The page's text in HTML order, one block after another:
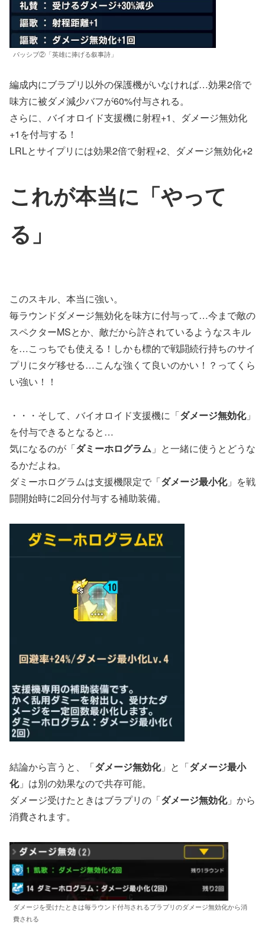
パッシブ②「英雄に捧げる叙事詩」
編成内にブラプリ以外の保護機がいなければ…効果2倍で
味方に被ダメ減少バフが60%付与される。
さらに、バイオロイド支援機に射程+1、ダメージ無効化
+1を付与する！
LRLとサイプリには効果2倍で射程+2、ダメージ無効化+2
これが本当に「やって
る」
このスキル、本当に強い。
毎ラウンドダメージ無効化を味方に付与って…今まで敵の
スペクターMSとか、敵だから許されているようなスキル
を…こっちでも使える！しかも標的で戦闘続行持ちのサイ
プリにタゲ移せる…こんな強くて良いのかい！？ってくら
い強い！！
・・・そして、バイオロイド支援機に「ダメージ無効化」
を付与できるとなると…
気になるのが「ダミーホログラム 」と一緒に使うとどうな
るかだよね。
ダミーホログラムは支援機限定で「ダメージ最小化」を戦
闘開始時に2回分付与する補助装備。
結論から言うと、「ダメージ無効化」と「ダメージ最小
化」は別の効果なので共存可能。
ダメージ受けたときはブラプリの「ダメージ無効化」から
消費されます。
ダメージを受けたときは毎ラウンド付与されるブラプリのダメージ無効化から消
費される